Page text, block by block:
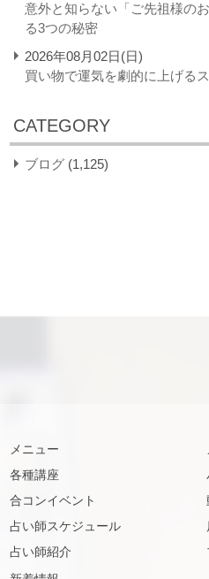
意外と知らない「ご先祖様の
る3つの秘密
2026年08月02日(日)
買い物で運気を劇的に上げる
CATEGORY
ブログ (1,125)
メニュー
各種講座
合コンイベント
占い師スケジュール
占い師紹介